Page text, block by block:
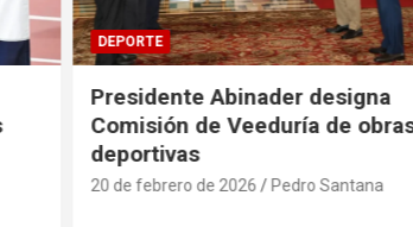
DEPORTE
Presidente Abinader designa
Comisión de Veeduría de obras
deportivas
20 de febrero de 2026 Pedro Santana